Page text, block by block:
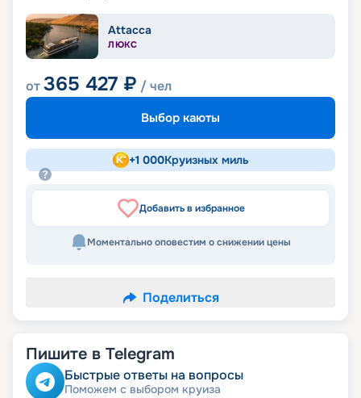
Attacca
ЛЮКС
от365 427 ₽ / чел
Выбор каюты
+1 000Круизных миль
Добавить в избранное
Моментально оповестим о снижении цены
Поделиться
Пишите в Telegram
Быстрые ответы на вопросы
Поможем с выбором круиза